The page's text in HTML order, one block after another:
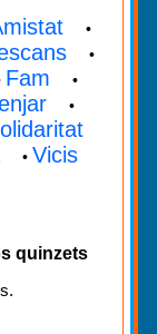
•
•
Fam •
•
• Vicis
quinzets